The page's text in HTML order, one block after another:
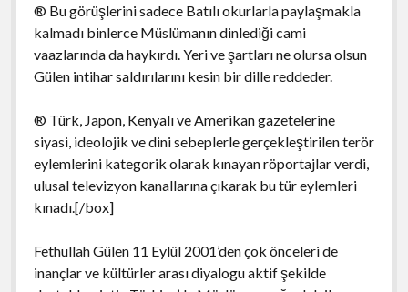
® Bu görüşlerini sadece Batılı okurlarla paylaşmakla
kalmadı binlerce Müslümanın dinlediği cami
vaazlarında da haykırdı. Yeri ve şartları ne olursa olsun
Gülen intihar saldırılarını kesin bir dille reddeder.
® Türk, Japon, Kenyalı ve Amerikan gazetelerine
siyasi, ideolojik ve dini sebeplerle gerçekleştirilen terör
eylemlerini kategorik olarak kınayan röportajlar verdi,
ulusal televizyon kanallarına çıkarak bu tür eylemleri
kınadı.[/box]
Fethullah Gülen 11 Eylül 2001’den çok önceleri de
inançlar ve kültürler arası diyalogu aktif şekilde